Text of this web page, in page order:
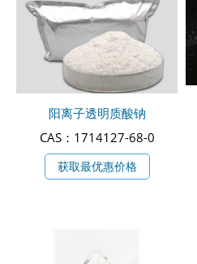
阳离子透明质酸钠
CAS：1714127-68-0
获取最优惠价格